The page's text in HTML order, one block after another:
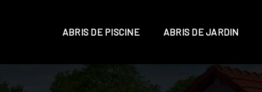
ABRIS DE PISCINE ABRIS DE JARDIN